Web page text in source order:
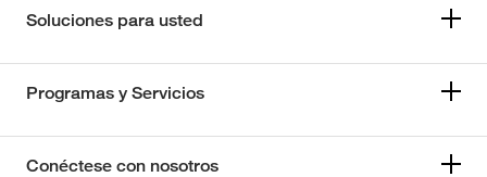
Soluciones para usted
Programas y Servicios
Conéctese con nosotros